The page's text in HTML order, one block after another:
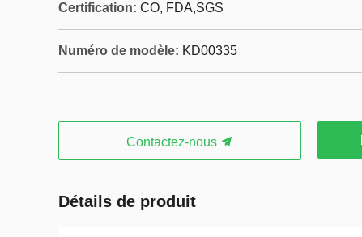
Certification: CO, FDA,SGS
Numéro de modèle: KD00335
Contactez-nous
Détails de produit